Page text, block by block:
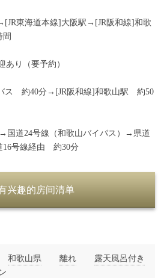
東海道本線]大阪駅→[JR阪和線]和歌
り（要予約）
ス 約40分→[JR阪和線]和歌山駅 約50
国道24号線（和歌山バイパス）→県道
16号線経由 約30分
兴趣的房间清单
和歌山県 離れ
露天風呂付き